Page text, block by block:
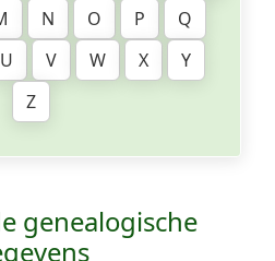
N O P
Q
U V W X
Y
Z
genealogische